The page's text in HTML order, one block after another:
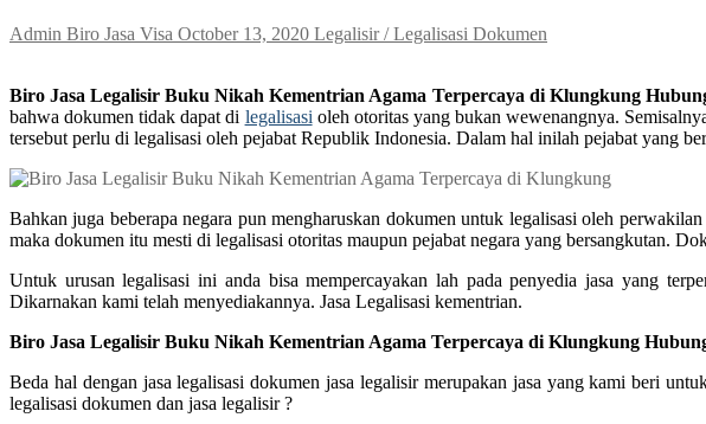
Admin Biro Jasa Visa October 13, 2020 Legalisir / Legalisasi Dokumen
Biro Jasa Legalisir Buku Nikah Kementrian Agama Terpercaya di Klungkung
bahwa dokumen tidak dapat di legalisasi oleh otoritas yang bukan wewenangnya.
tersebut perlu di legalisasi oleh pejabat Republik Indonesia. Dalam hal inilah pejabat yang
Bahkan juga beberapa negara pun mengharuskan dokumen untuk legalisasi oleh
maka dokumen itu mesti di legalisasi otoritas maupun pejabat negara yang bersangkutan.
Untuk urusan legalisasi ini anda bisa mempercayakan lah pada penyedia jasa yang
Dikarnakan kami telah menyediakannya. Jasa Legalisasi kementrian.
Biro Jasa Legalisir Buku Nikah Kementrian Agama Terpercaya di Klungkung
Beda hal dengan jasa legalisasi dokumen jasa legalisir merupakan jasa yang kami beri
legalisasi dokumen dan jasa legalisir ?